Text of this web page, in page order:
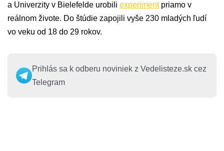
a Univerzity v Bielefelde urobili experimentpriamo v
reálnom živote. Do štúdie zapojili vyše 230 mladých ľudí
vo veku od 18 do 29 rokov.
Prihlás sa k odberu noviniek z Vedelisteze.sk cez
Telegram